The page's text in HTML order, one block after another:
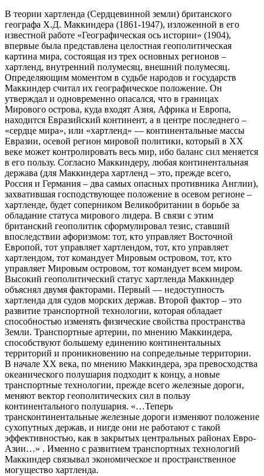
В теории хартленда (Сердцевинной земли) британского
географа Х.Д. Маккиндера (1861-1947), изложенной в его
известной работе «Географическая ось истории» (1904),
впервые была представлена целостная геополитическая
картина мира, состоящая из трех основных регионов –
хартленд, внутренний полумесяц, внешний полумесяц.
Определяющим моментом в судьбе народов и государств
Маккиндер считал их географическое положение. Он
утверждал и одновременно опасался, что в границах
Мирового острова, куда входят Азия, Африка и Европа,
находится Евразийский континент, а в центре последнего –
«сердце мира», или «хартленд» — континентальные массы
Евразии, осевой регион мировой политики, который в XX
веке может контролировать весь мир, ибо баланс сил меняется
в его пользу. Согласно Маккиндеру, любая континентальная
держава (для Маккиндера хартленд – это, прежде всего,
Россия и Германия – два самых опасных противника Англии),
захватившая господствующее положение в осевом регионе –
хартленде, будет соперником Великобритании в борьбе за
обладание статуса мирового лидера. В связи с этим
британский геополитик сформулировал тезис, ставший
впоследствии афоризмом: тот, кто управляет Восточной
Европой, тот управляет хартлендом, тот, кто управляет
хартлендом, тот командует Мировым островом, тот, кто
управляет Мировым островом, тот командует всем миром.
Высокий геополитический статус хартленда Маккиндер
объяснял двумя факторами. Первый — недоступность
хартленда для судов морских держав. Второй фактор – это
развитие транспортной технологии, которая обладает
способностью изменять физические свойства пространства
Земли. Транспортные артерии, по мнению Маккиндера,
способствуют большему единению континентальных
территорий и проникновению на сопредельные территории.
В начале XX века, по мнению Маккиндера, эра превосходства
океанического полушария подходит к концу, а новые
транспортные технологии, прежде всего железные дороги,
меняют вектор геополитических сил в пользу
континентального полушария. «…Теперь
трансконтинентальные железные дороги изменяют положение
сухопутных держав, и нигде они не работают с такой
эффективностью, как в закрытых центральных районах Евро-
Азии…» . Именно с развитием транспортных технологий
Маккиндер связывал экономическое и пространственное
могущество хартленда.